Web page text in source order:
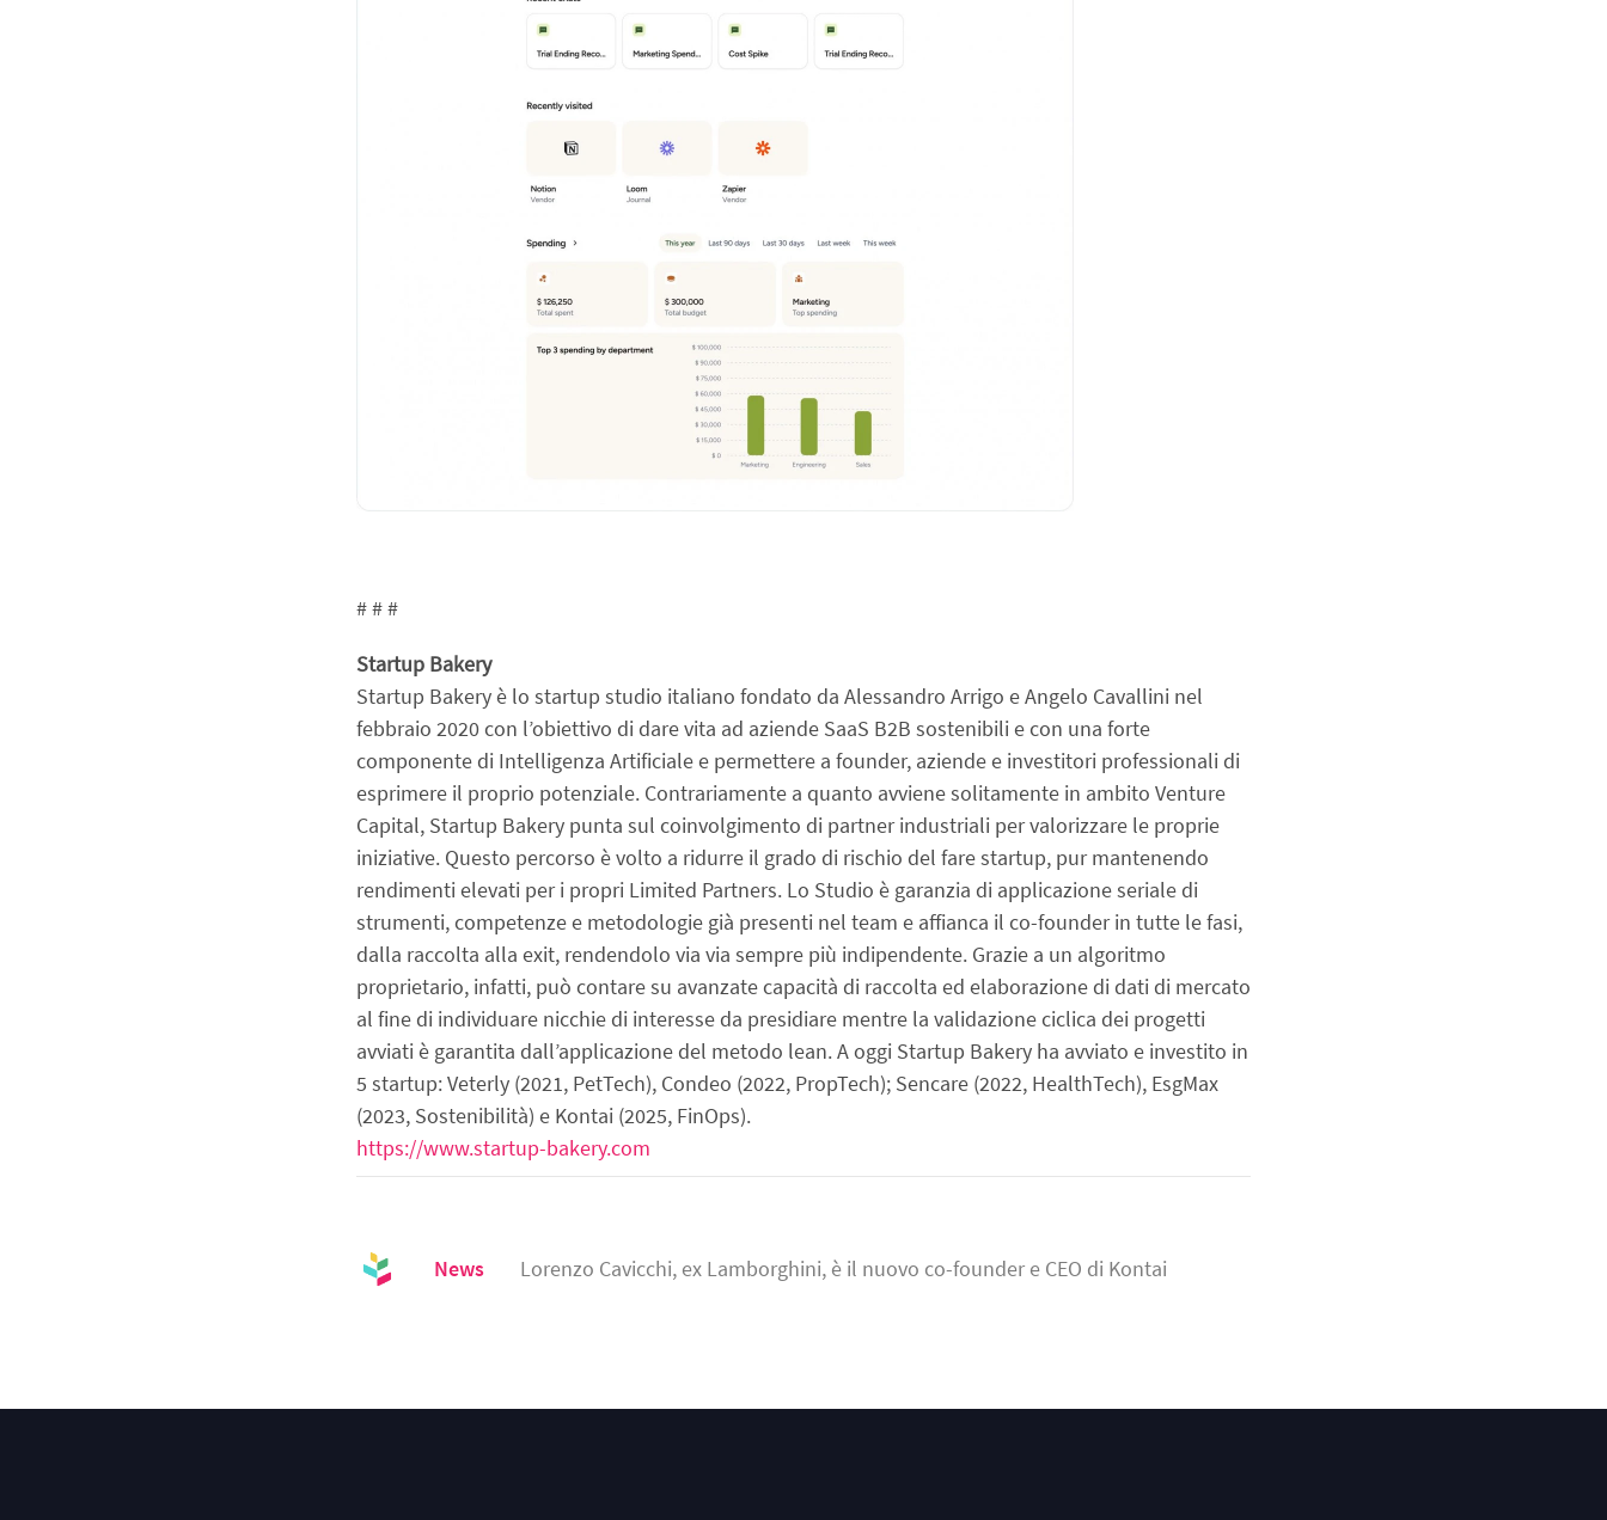
# # #
Startup Bakery
Startup Bakery è lo startup studio italiano fondato da Alessandro Arrigo e Angelo Cavallini nel
febbraio 2020 con l’obiettivo di dare vita ad aziende SaaS B2B sostenibili e con una forte
componente di Intelligenza Artificiale e permettere a founder, aziende e investitori professionali di
esprimere il proprio potenziale. Contrariamente a quanto avviene solitamente in ambito Venture
Capital, Startup Bakery punta sul coinvolgimento di partner industriali per valorizzare le proprie
iniziative. Questo percorso è volto a ridurre il grado di rischio del fare startup, pur mantenendo
rendimenti elevati per i propri Limited Partners. Lo Studio è garanzia di applicazione seriale di
strumenti, competenze e metodologie già presenti nel team e affianca il co-founder in tutte le fasi,
dalla raccolta alla exit, rendendolo via via sempre più indipendente. Grazie a un algoritmo
proprietario, infatti, può contare su avanzate capacità di raccolta ed elaborazione di dati di mercato
al fine di individuare nicchie di interesse da presidiare mentre la validazione ciclica dei progetti
avviati è garantita dall’applicazione del metodo lean. A oggi Startup Bakery ha avviato e investito in
5 startup: Veterly (2021, PetTech), Condeo (2022, PropTech); Sencare (2022, HealthTech), EsgMax
(2023, Sostenibilità) e Kontai (2025, FinOps).
https://www.startup-bakery.com
News Lorenzo Cavicchi, ex Lamborghini, è il nuovo co-founder e CEO di Kontai